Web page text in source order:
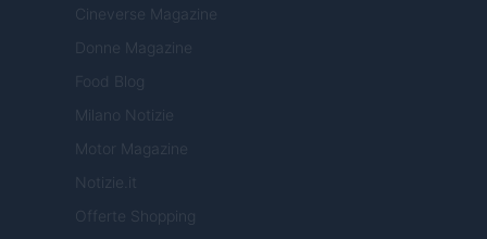
Cineverse Magazine
Donne Magazine
Food Blog
Milano Notizie
Motor Magazine
Notizie.it
Offerte Shopping